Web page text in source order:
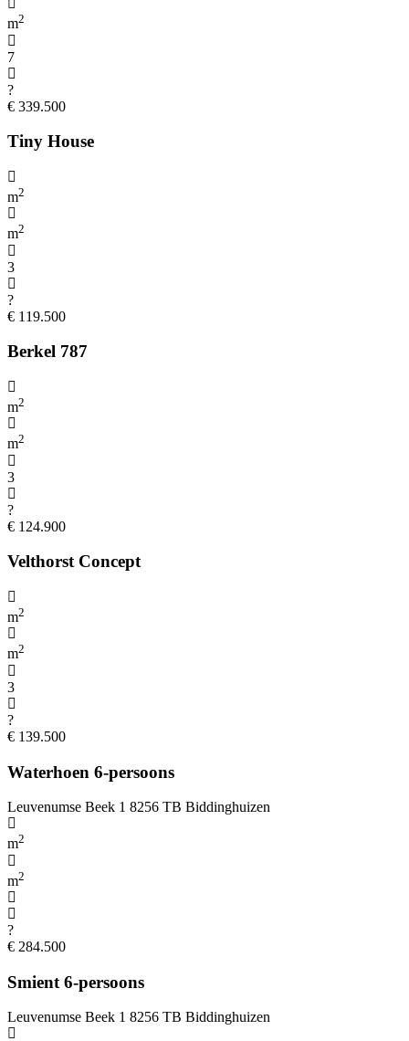
m2
7
?
€ 339.500
Tiny House
m2
m2
3
?
€ 119.500
Berkel 787
m2
m2
3
?
€ 124.900
Velthorst Concept
m2
m2
3
?
€ 139.500
Waterhoen 6-persoons
Leuvenumse Beek 1 8256 TB Biddinghuizen
m2
m2
?
€ 284.500
Smient 6-persoons
Leuvenumse Beek 1 8256 TB Biddinghuizen